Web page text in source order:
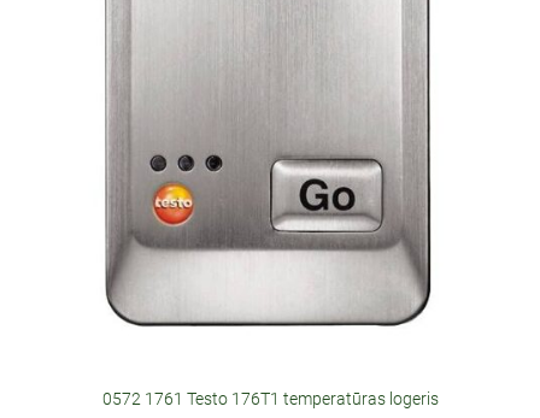
0572 1761 Testo 176T1 temperatūras logeris